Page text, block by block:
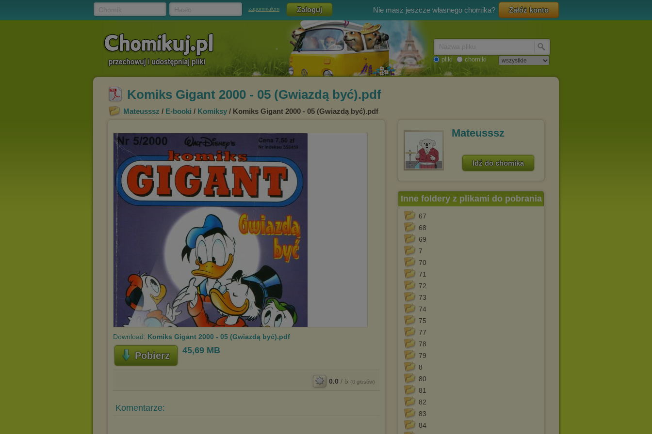
zapomniałem Nie masz jeszcze własnego chomika? Załóż konto
pliki chomiki
Komiks Gigant 2000 - 05 (Gwiazdą być).pdf
Mateusssz / E-booki / Komiksy / Komiks Gigant 2000 - 05 (Gwiazdą być).pdf
Download: Komiks Gigant 2000 - 05 (Gwiazdą być).pdf
Pobierz 45,69 MB
0.0 / 5 (0 głosów)
Komentarze:
Mateusssz
Idź do chomika
Inne foldery z plikami do pobrania
67
68
69
7
70
71
72
73
74
75
77
78
79
8
80
81
82
83
84